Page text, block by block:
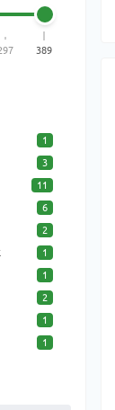
389
1
3
11
6
2
1
1
2
1
1